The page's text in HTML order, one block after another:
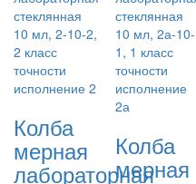
Колба
мерная
лабораторная
Колба
мерная